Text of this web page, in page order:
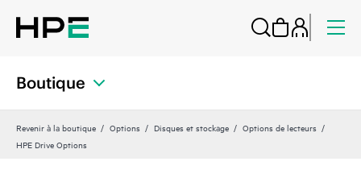
Boutique
Revenir à la boutique Options Disques et stockage
Options de lecteurs
HPE Drive Options